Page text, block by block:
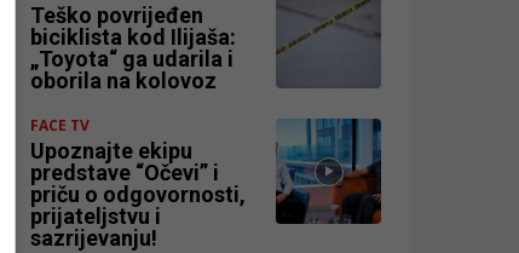
Teško povrijeđen
biciklista kod Ilijaša:
„Toyota“ ga udarila i
oborila na kolovoz
FACE TV
Upoznajte ekipu
predstave “Očevi” i
priču o odgovornosti,
prijateljstvu i
sazrijevanju!